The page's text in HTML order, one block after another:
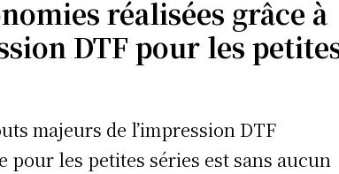
réalisées grâce à
DTF pour les
majeurs de l’impression DTF
pour les petites séries est sans aucun